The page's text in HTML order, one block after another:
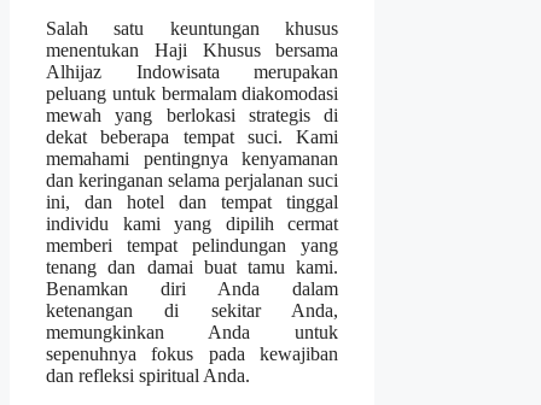
Salah satu keuntungan khusus
menentukan Haji Khusus bersama
Alhijaz Indowisata merupakan
peluang untuk bermalam diakomodasi
mewah yang berlokasi strategis di
dekat beberapa tempat suci. Kami
memahami pentingnya kenyamanan
dan keringanan selama perjalanan suci
ini, dan hotel dan tempat tinggal
individu kami yang dipilih cermat
memberi tempat pelindungan yang
tenang dan damai buat tamu kami.
Benamkan diri Anda dalam
ketenangan di sekitar Anda,
memungkinkan Anda untuk
sepenuhnya fokus pada kewajiban
dan refleksi spiritual Anda.